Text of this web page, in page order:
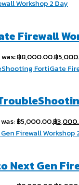
Firewall
฿8,000.00.฿
฿5,000.00.฿
Next Gen